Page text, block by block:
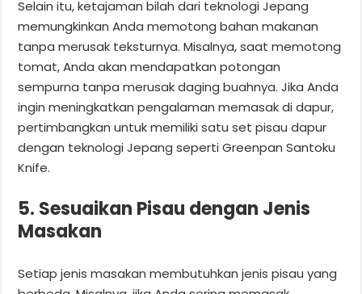
Selain itu, ketajaman bilah dari teknologi Jepang
memungkinkan Anda memotong bahan makanan
tanpa merusak teksturnya. Misalnya, saat memotong
tomat, Anda akan mendapatkan potongan
sempurna tanpa merusak daging buahnya. Jika Anda
ingin meningkatkan pengalaman memasak di dapur,
pertimbangkan untuk memiliki satu set pisau dapur
dengan teknologi Jepang seperti Greenpan Santoku
Knife.
5. Sesuaikan Pisau dengan Jenis
Masakan
Setiap jenis masakan membutuhkan jenis pisau yang